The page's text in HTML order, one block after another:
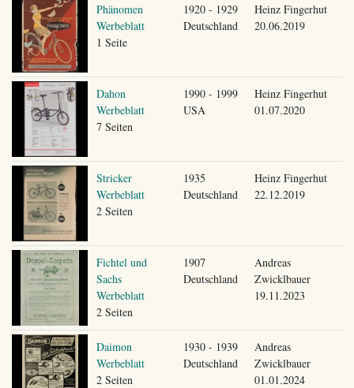
Phänomen
Werbeblatt
1 Seite
1920 - 1929
Deutschland
Heinz Fingerhut
20.06.2019
Dahon
Werbeblatt
7 Seiten
1990 - 1999
USA
Heinz Fingerhut
01.07.2020
Stricker
Werbeblatt
2 Seiten
1935
Deutschland
Heinz Fingerhut
22.12.2019
Fichtel und
Sachs
Werbeblatt
2 Seiten
1907
Deutschland
Andreas
Zwicklbauer
19.11.2023
Daimon
Werbeblatt
2 Seiten
1930 - 1939
Deutschland
Andreas
Zwicklbauer
01.01.2024